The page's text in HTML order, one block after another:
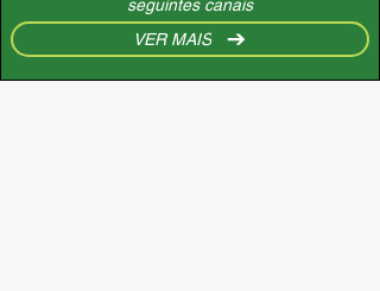
seguintes canais
VER MAIS